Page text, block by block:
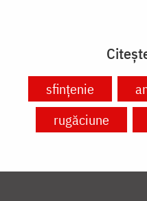
sfințenie
rugăciune